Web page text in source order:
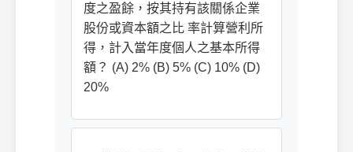
度之盈餘，按其持有該關係企業
股份或資本額之比 率計算營利所
得，計入當年度個人之基本所得
額？ (A) 2% (B) 5% (C) 10% (D)
20%